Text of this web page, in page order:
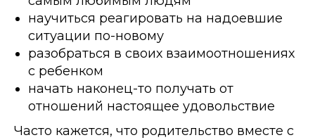
научиться реагировать на надоевшие
ситуации по-новому
разобраться в своих взаимоотношениях
с ребенком
начать наконец-то получать от
отношений настоящее удовольствие
Часто кажется, что родительство вместе с